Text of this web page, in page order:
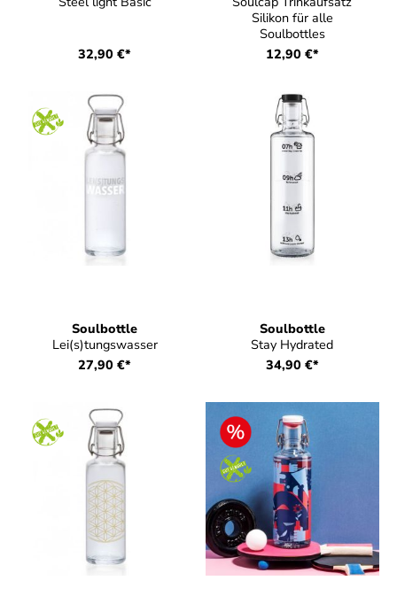
32,90 €*
Silikon für alle
Soulbottles
12,90 €*
Soulbottle
Lei(s)tungswasser
27,90 €*
Soulbottle
Stay Hydrated
34,90 €*